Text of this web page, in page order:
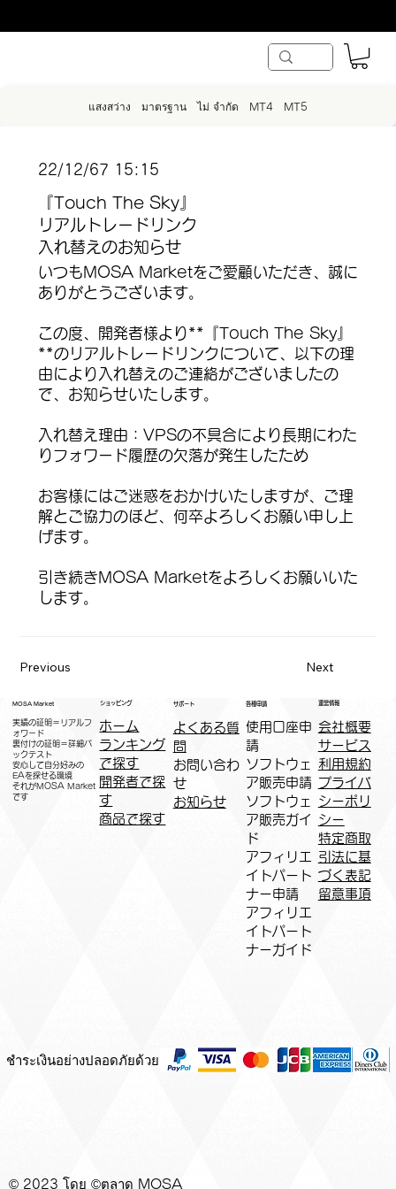
แสงสว่าง มาตรฐาน ไม่ จำกัด MT4 MT5
22/12/67 15:15
『Touch The Sky』
リアルトレードリンク
入れ替えのお知らせ
いつもMOSA Marketをご愛顧いただき、誠に
ありがとうございます。
この度、開発者様より**『Touch The Sky』
**のリアルトレードリンクについて、以下の理
由により入れ替えのご連絡がございましたの
で、お知らせいたします。
入れ替え理由：VPSの不具合により長期にわた
りフォワード履歴の欠落が発生したため
お客様にはご迷惑をおかけいたしますが、ご理
解とご協力のほど、何卒よろしくお願い申し上
げます。
引き続きMOSA Marketをよろしくお願いいた
します。
Previous Next
MOSA Market
実績の証明＝リアルフ
ォワード
裏付けの証明＝詳細バ
ックテスト
安心して自分好みの
EAを探せる環境
​それがMOSA Market
です
ショッピング
ホーム
ランキング
で探す
開発者で探
す
商品で探す
サポート
よくある質
問
お問い合わ
せ
お知らせ
各種申請
​使用口座申
請
ソフトウェ
ア販売申請
ソフトウェ
ア販売ガイ
ド
アフィリエ
イトパート
ナー申請​
​アフィリエ
イトパート
ナーガイド
運営情報
会社概要
サービス
利用規約
プライバ
シーポリ
シー
特定商取
引法に基
づく表記
​留意事項
ชำระเงินอย่างปลอดภัยด้วย
© 2023 โดย ©ตลาด MOSA